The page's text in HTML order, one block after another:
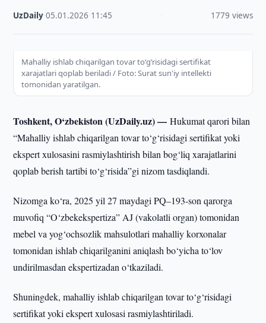
UzDaily ·05.01.2026 11:45 1779 views
Mahalliy ishlab chiqarilgan tovar to‘g‘risidagi sertifikat
xarajatlari qoplab beriladi / Foto: Surat sun'iy intellekti
tomonidan yaratilgan.
Toshkent, O‘zbekiston (UzDaily.uz) —Hukumat qarori bilan
“Mahalliy ishlab chiqarilgan tovar to‘g‘risidagi sertifikat yoki
ekspert xulosasini rasmiylashtirish bilan bog‘liq xarajatlarini
qoplab berish tartibi to‘g‘risida”gi nizom tasdiqlandi.
Nizomga ko‘ra, 2025 yil 27 maydagi PQ–193-son qarorga
muvofiq “O‘zbekekspertiza” AJ (vakolatli organ) tomonidan
mebel va yog‘ochsozlik mahsulotlari mahalliy korxonalar
tomonidan ishlab chiqarilganini aniqlash bo‘yicha to‘lov
undirilmasdan ekspertizadan o‘tkaziladi.
Shuningdek, mahalliy ishlab chiqarilgan tovar to‘g‘risidagi
sertifikat yoki ekspert xulosasi rasmiylashtiriladi.